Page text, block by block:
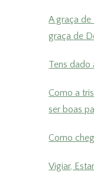
A graça
graça de
Tens dado
Como a
ser boas
Como
Vigiar,